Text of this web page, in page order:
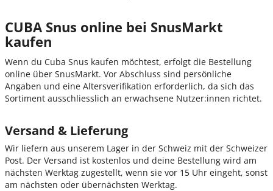
CUBA Snus online bei SnusMarkt
kaufen
Wenn du Cuba Snus kaufen möchtest, erfolgt die Bestellung
online über SnusMarkt. Vor Abschluss sind persönliche
Angaben und eine Altersverifikation erforderlich, da sich das
Sortiment ausschliesslich an erwachsene Nutzer:innen richtet.
Versand & Lieferung
Wir liefern aus unserem Lager in der Schweiz mit der Schweizer
Post. Der Versand ist kostenlos und deine Bestellung wird am
nächsten Werktag zugestellt, wenn sie vor 15 Uhr eingeht, sonst
am nächsten oder übernächsten Werktag.